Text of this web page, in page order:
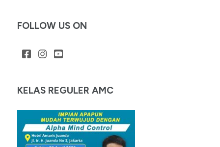
FOLLOW US ON
KELAS REGULER AMC